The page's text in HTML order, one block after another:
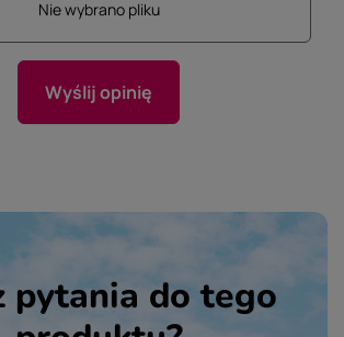
Nie wybrano pliku
Wyślij opinię
pytania do tego